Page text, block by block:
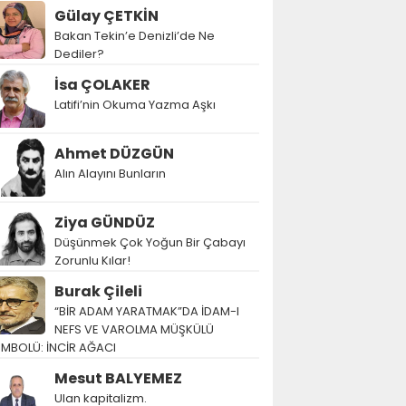
Gülay ÇETKİN
Bakan Tekin’e Denizli’de Ne
Dediler?
İsa ÇOLAKER
Latifi’nin Okuma Yazma Aşkı
Ahmet DÜZGÜN
Alın Alayını Bunların
Ziya GÜNDÜZ
Düşünmek Çok Yoğun Bir Çabayı
Zorunlu Kılar!
Burak Çileli
“BİR ADAM YARATMAK”DA İDAM-I
NEFS VE VAROLMA MÜŞKÜLÜ
İNCİR AĞACI
Mesut BALYEMEZ
Ulan kapitalizm.